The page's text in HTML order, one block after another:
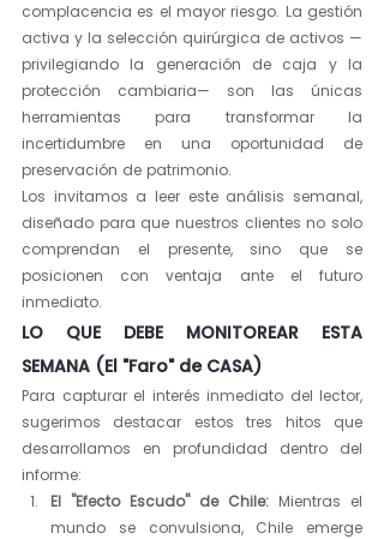
complacencia es el mayor riesgo. La gestión
activa y la selección quirúrgica de activos —
privilegiando la generación de caja y la
protección cambiaria— son las únicas
herramientas para transformar la
incertidumbre en una oportunidad de
preservación de patrimonio.
Los invitamos a leer este análisis semanal,
diseñado para que nuestros clientes no solo
comprendan el presente, sino que se
posicionen con ventaja ante el futuro
inmediato.
LO QUE DEBE MONITOREAR ESTA
SEMANA (El "Faro" de CASA)
Para capturar el interés inmediato del lector,
sugerimos destacar estos tres hitos que
desarrollamos en profundidad dentro del
informe:
El "Efecto Escudo" de Chile: Mientras el
mundo se convulsiona, Chile emerge